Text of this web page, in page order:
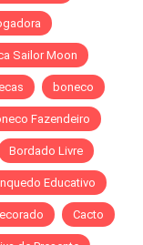
Sailor Moon
boneco
Fazendeiro
Bordado Livre
Educativo
Cacto